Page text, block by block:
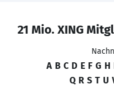
21 Mio. XING
A B C D E F G H
Q R S T U